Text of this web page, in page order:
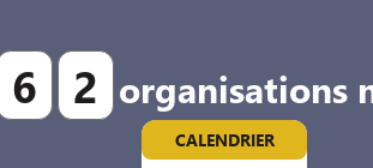
6 2 organisations
CALENDRIER